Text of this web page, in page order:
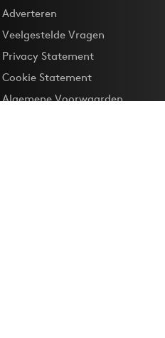
Adverteren
Veelgestelde Vragen
Privacy Statement
Cookie Statement
Algemene Voorwaarden